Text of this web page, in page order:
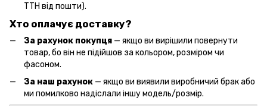
ТТН від пошти).
Хто оплачує доставку?
За рахунок покупця — якщо ви вирішили повернути
товар, бо він не підійшов за кольором, розміром чи
фасоном.
За наш рахунок — якщо ви виявили виробничий брак або
ми помилково надіслали іншу модель/розмір.